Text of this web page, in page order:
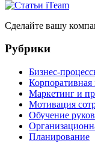
Сделайте вашу
Рубрики
Бизнес-
Корпоративная
Маркетинг и
Мотивация
Обучение
Планирование